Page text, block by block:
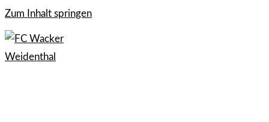
Zum Inhalt springen